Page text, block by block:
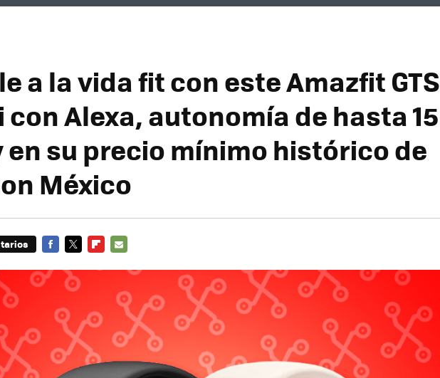
a la vida fit con este Amazfit GTS
con Alexa, autonomía de hasta 15
en su precio mínimo histórico de
México
MAIL